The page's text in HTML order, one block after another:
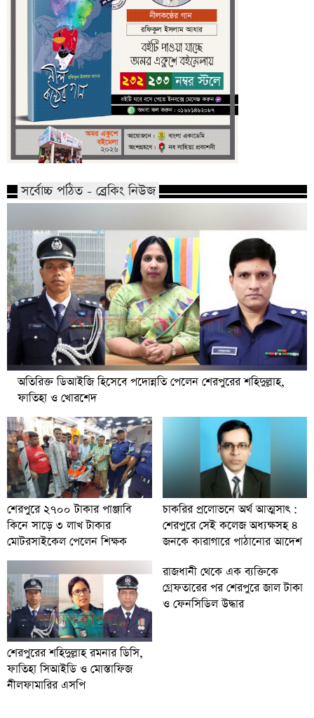
সর্বোচ্চ পঠিত - ব্রেকিং নিউজ
অতিরিক্ত ডিআইজি হিসেবে পদোন্নতি পেলেন শেরপুরের শহিদুল্লাহ,
ফাতিহা ও খোরশেদ
শেরপুরে ২৭০০ টাকার পাঞ্জাবি
কিনে সাড়ে ৩ লাখ টাকার
মোটরসাইকেল পেলেন শিক্ষক
চাকরির প্রলোভনে অর্থ আত্মসাৎ :
শেরপুরে সেই কলেজ অধ্যক্ষসহ ৪
জনকে কারাগারে পাঠানোর আদেশ
শেরপুরের শহিদুল্লাহ রমনার ডিসি,
ফাতিহা সিআইডি ও মোস্তাফিজ
নীলফামারির এসপি
রাজধানী থেকে এক ব্যক্তিকে
গ্রেফতারের পর শেরপুরে জাল টাকা
ও ফেনসিডিল উদ্ধার